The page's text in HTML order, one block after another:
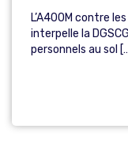
L’A400M contre
interpelle la
personnels au sol